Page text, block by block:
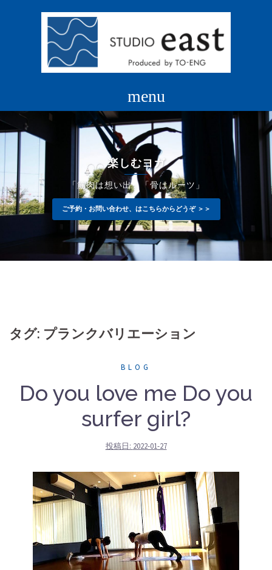
キ
楽しむヨガ
「筋肉は想い出」「骨はルーツ」
ご予約・お問い合わせ、はこちらからどうぞ ＞＞
タグ: プランクバリエーション
BLOG
Do you love me Do you
surfer girl?
投稿日: 2022-01-27